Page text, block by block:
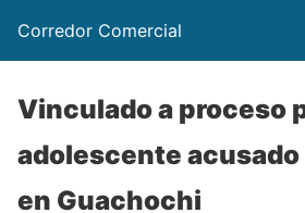
Corredor Comercial
Vinculado a proceso
adolescente
en Guachochi